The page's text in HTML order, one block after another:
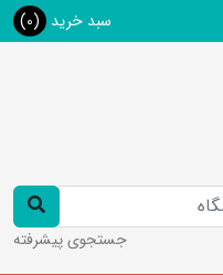
سبد خرید (0)
جستجوی پیشرفته